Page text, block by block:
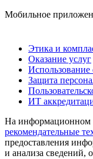
Мобильное
Этика и
Оказание услуг
Использование
Защита
ИТ
На информационном
рекомендательные
предоставления
и анализа сведений,